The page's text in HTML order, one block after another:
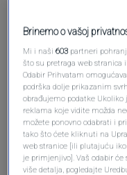
Brinemo o vašoj
Mi i naši603 partneri
što su pretraga web
Odabir Prihvatam
podrška dolje prikazanim
obrađujemo podatke Ukoliko
reklama koje vidite možda
možete ponovno odabrati i
tako što ćete kliknuti na
web stranice [ili plutajuću
je primjenjivo]. Vaš odabir će
više detalja, pogledajte